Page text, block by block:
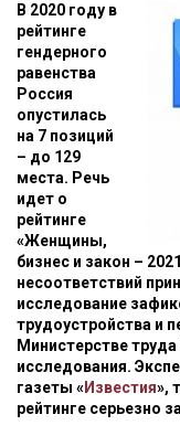
Культура
Lifestyle
Мурзилка
В 2020 году в
рейтинге
гендерного
равенства
Россия
опустилась
на 7 позиций
– до 129
места. Речь
идет о
рейтинге
«Женщины,
бизнес и закон –
несоответствий
исследование
трудоустройства и
Министерстве
исследования.
газеты «Известия»,
рейтинге серьезно